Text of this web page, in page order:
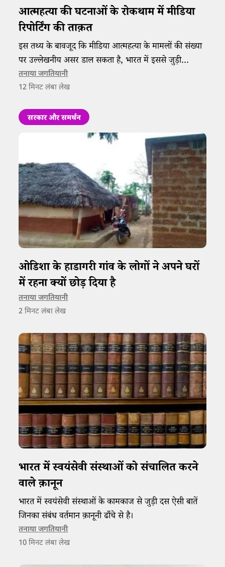
आत्महत्या की घटनाओं के रोकथाम में मीडिया
रिपोर्टिंग की ताक़त
इस तथ्य के बावजूद कि मीडिया आत्महत्या के मामलों की संख्या
पर उल्लेखनीय असर डाल सकता है, भारत में इससे जुड़ी
रिपोर्टिंग की गुणवत्ता बहुत निचले स्तर की है। ऐसे में स्थिति को
बेहतर बनाने के लिए क्या बदले जाने की ज़रूरत है?
तनाया जगतियानी
12 मिनट लंबा लेख
सरकार और समर्थन
ओडिशा के हाडागरी गांव के लोगों ने अपने घरों
में रहना क्यों छोड़ दिया है
तनाया जगतियानी
2 मिनट लंबा लेख
भारत में स्वयंसेवी संस्थाओं को संचालित करने
वाले क़ानून
भारत में स्वयंसेवी संस्थाओं के कामकाज से जुड़ी दस ऐसी बातें
जिनका संबंध वर्तमान क़ानूनी ढाँचे से है।
तनाया जगतियानी
10 मिनट लंबा लेख